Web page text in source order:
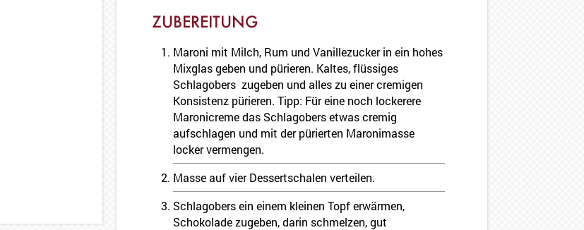
ZUBEREITUNG
Maroni mit Milch, Rum und Vanillezucker in ein hohes
Mixglas geben und pürieren. Kaltes, flüssiges
Schlagobers zugeben und alles zu einer cremigen
Konsistenz pürieren. Tipp: Für eine noch lockerere
Maronicreme das Schlagobers etwas cremig
aufschlagen und mit der pürierten Maronimasse
locker vermengen.
Masse auf vier Dessertschalen verteilen.
Schlagobers ein einem kleinen Topf erwärmen,
Schokolade zugeben, darin schmelzen, gut